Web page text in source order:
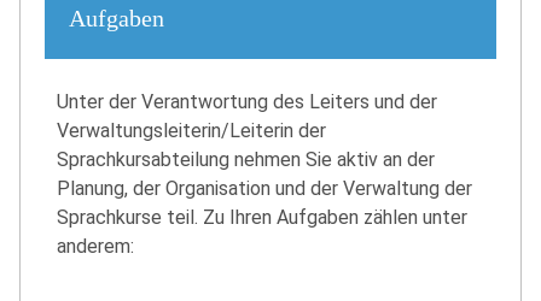
Aufgaben
Unter der Verantwortung des Leiters und der
Verwaltungsleiterin/Leiterin der
Sprachkursabteilung nehmen Sie aktiv an der
Planung, der Organisation und der Verwaltung der
Sprachkurse teil. Zu Ihren Aufgaben zählen unter
anderem: